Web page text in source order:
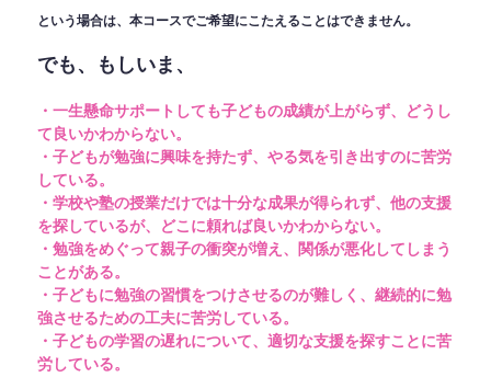
という場合は、本コースでご希望にこたえることはできません。
でも、もしいま、
・一生懸命サポートしても子どもの成績が上がらず、どうし
て良いかわからない。
・子どもが勉強に興味を持たず、やる気を引き出すのに苦労
している。
・学校や塾の授業だけでは十分な成果が得られず、他の支援
を探しているが、どこに頼れば良いかわからない。
・勉強をめぐって親子の衝突が増え、関係が悪化してしまう
ことがある。
・子どもに勉強の習慣をつけさせるのが難しく、継続的に勉
強させるための工夫に苦労している。
・子どもの学習の遅れについて、適切な支援を探すことに苦
労している。